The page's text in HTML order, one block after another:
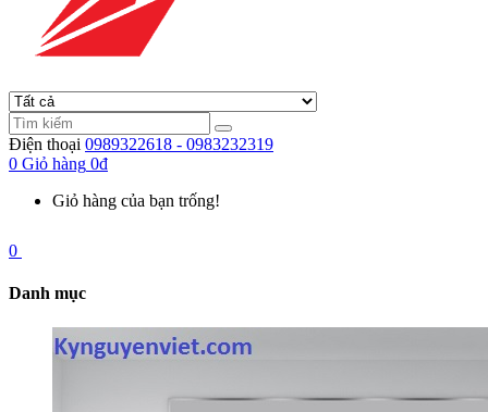
Điện thoại 0989322618 - 0983232319
0 Giỏ hàng 0đ
Giỏ hàng của bạn trống!
0
Danh mục